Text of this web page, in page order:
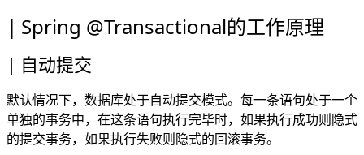
Spring @Transactional的工作原理
自动提交
默认情况下，数据库处于自动提交模式。每一条语句处于一个
单独的事务中，在这条语句执行完毕时，如果执行成功则隐式
的提交事务，如果执行失败则隐式的回滚事务。